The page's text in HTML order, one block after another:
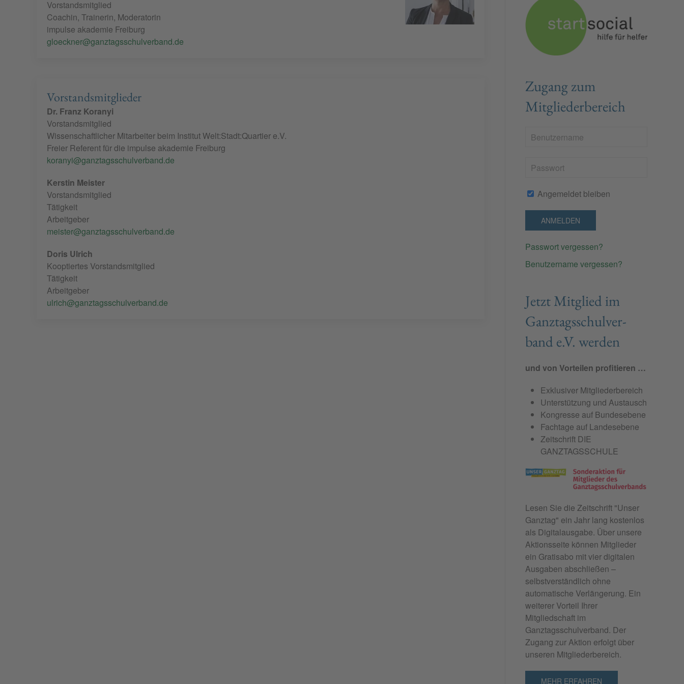
Vorstandsmitglied
Coachin, Trainerin, Moderatorin
impulse akademie Freiburg
gloeckner@ganztagsschulverband.de
Vorstandsmitglieder
Dr. Franz Koranyi
Vorstandsmitglied
Wissenschaftlicher Mitarbeiter beim Institut Welt:Stadt:Quartier e.V.
Freier Referent für die impulse akademie Freiburg
koranyi@ganztagsschulverband.de
Kerstin Meister
Vorstandsmitglied
Tätigkeit
Arbeitgeber
meister@ganztagsschulverband.de
Doris Ulrich
Kooptiertes Vorstandsmitglied
Tätigkeit
Arbeitgeber
ulrich@ganztagsschulverband.de
Zugang zum
Mitgliederbereich
Angemeldet bleiben
ANMELDEN
Passwort vergessen?
Benutzername vergessen?
Jetzt Mit­glied im
Ganz­tags­schul­ver­
band e.V. wer­den
und von Vorteilen profitieren …
Exklusiver Mitgliederbereich
Unterstützung und Austausch
Kongresse auf Bundesebene
Fachtage auf Landesebene
Zeitschrift DIE
GANZTAGSSCHULE
Lesen Sie die Zeitschrift "Unser
Ganztag" ein Jahr lang kostenlos
als Digitalausgabe. Über unsere
Aktionsseite können Mitglieder
ein Gratisabo mit vier digitalen
Ausgaben abschließen –
selbstverständlich ohne
automatische Verlängerung. Ein
weiterer Vorteil Ihrer
Mitgliedschaft im
Ganztagsschulverband. Der
Zugang zur Aktion erfolgt über
unseren Mitgliederbereich.
MEHR ERFAHREN